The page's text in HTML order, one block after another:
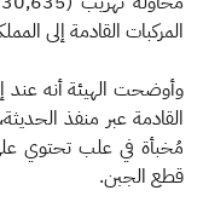
المركبات القادمة إلى
وأوضحت الهيئة أنه عند
القادمة عبر منفذ
مُخبأة في علب تحتوي
قطع الجبن.